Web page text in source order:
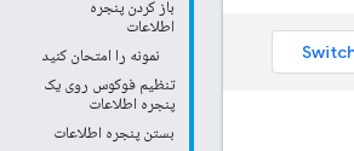
باز کردن پنجره
اطلاعات
نمونه را امتحان کنید
تنظیم فوکوس روی یک
پنجره اطلاعات
بستن پنجره اطلاعات